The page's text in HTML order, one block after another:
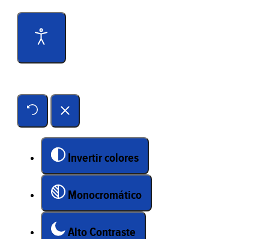
Invertir colores
Monocromático
Alto Contraste